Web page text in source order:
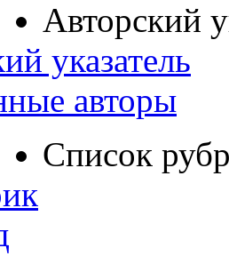
Авторский
указатель
авторы
Список